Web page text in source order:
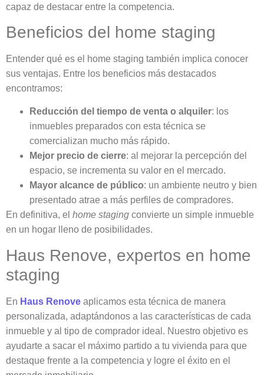
capaz de destacar entre la competencia.
Beneficios del home staging
Entender qué es el home staging también implica conocer
sus ventajas. Entre los beneficios más destacados
encontramos:
Reducción del tiempo de venta o alquiler: los
inmuebles preparados con esta técnica se
comercializan mucho más rápido.
Mejor precio de cierre: al mejorar la percepción del
espacio, se incrementa su valor en el mercado.
Mayor alcance de público: un ambiente neutro y bien
presentado atrae a más perfiles de compradores.
En definitiva, el home staging convierte un simple inmueble
en un hogar lleno de posibilidades.
Haus Renove, expertos en home
staging
En Haus Renove aplicamos esta técnica de manera
personalizada, adaptándonos a las características de cada
inmueble y al tipo de comprador ideal. Nuestro objetivo es
ayudarte a sacar el máximo partido a tu vivienda para que
destaque frente a la competencia y logre el éxito en el